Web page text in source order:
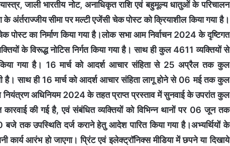
जाली भारतीय नोट, अनाधिकृत राशि एवं बहुमूल्य धातुओं के परिचालन
अंर्तराज्जीय सीमा पर मल्टी एजेंसी चेक पोस्ट को क्रियाशील किया गया है।
पोस्ट का निर्माण किया गया है।लोक सभा आम निर्वाचन 2024 के दृष्टिगत
के विरूद्ध नोटिस निर्गत किया गया है। साथ ही कुल 4611 व्यक्तियों से
गया है। 16 मार्च को आदर्श आचार संहिता से 25 अप्रैल तक कुल
साथ ही 16 मार्च को आदर्श आचार संहिता लागू होने से 06 मई तक कुल
अधिनियम 2024 के तहत प्राप्त प्रस्ताव में सुनवाई के उपरांत कुल
की गई है, एवं संबंधित व्यक्तियों को विभिन्न थानों पर 06 जून तक
तक उपस्थिति दर्ज कराने हेतु आदेश पारित किया गया है।अभ्यर्थियों के
कार्य आरंभ हो जाएगा। प्रिंट एवं इलेक्ट्रॉनिक्स मीडिया में छपने या दिखाये